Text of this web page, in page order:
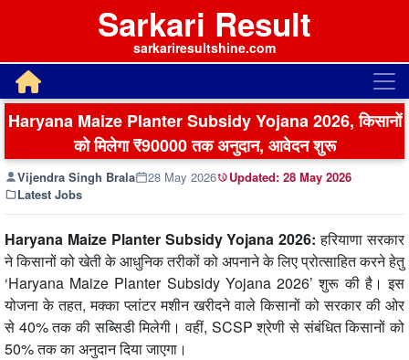
Sarkari Result
sarkariresultshine.com
Haryana Maize Planter Subsidy Yojana 2026, किसानों
को मिलेगा ₹90000 तक अनुदान, आवेदन शुरू
Vijendra Singh Brala 28 May 2026 Updated: 28 May 2026
Latest Jobs
Haryana Maize Planter Subsidy Yojana 2026:हरियाणा सरकार
ने किसानों को खेती के आधुनिक तरीकों को अपनाने के लिए प्रोत्साहित करने हेतु
‘Haryana Maize Planter Subsidy Yojana 2026’ शुरू की है। इस
योजना के तहत, मक्का प्लांटर मशीन खरीदने वाले किसानों को सरकार की ओर
से 40% तक की सब्सिडी मिलेगी। वहीं, SCSP श्रेणी से संबंधित किसानों को
50% तक का अनुदान दिया जाएगा।